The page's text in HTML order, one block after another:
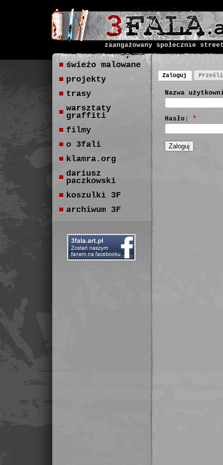
zaangażowany społecznie
Zaloguj
Nazwa
Hasło: *
świeżo malowane
projekty
trasy
warsztaty
graffiti
filmy
o 3fali
klamra.org
dariusz
paczkowski
koszulki 3F
archiwum 3F